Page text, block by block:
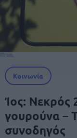
Κοινωνία
Ίος: Νεκρός
γουρούνα –
συνοδηγός